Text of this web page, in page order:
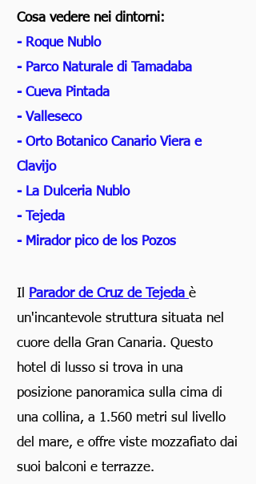
Cosa vedere nei dintorni:
- Roque Nublo
- Parco Naturale di Tamadaba
- Cueva Pintada
- Valleseco
- Orto Botanico Canario Viera e
Clavijo
- La Dulceria Nublo
- Tejeda
- Mirador pico de los Pozos
Il Parador de Cruz de Tejeda è
un'incantevole struttura situata nel
cuore della Gran Canaria. Questo
hotel di lusso si trova in una
posizione panoramica sulla cima di
una collina, a 1.560 metri sul livello
del mare, e offre viste mozzafiato dai
suoi balconi e terrazze.